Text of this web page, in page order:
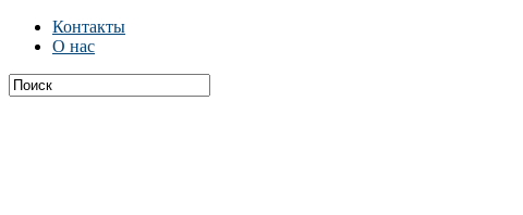
Контакты
О нас